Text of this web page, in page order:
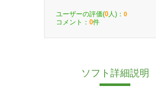
ユーザーの評価(0 人)： 0
コメント： 0件
ソフト詳細説明